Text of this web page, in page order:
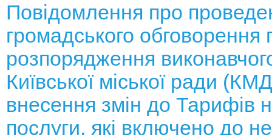
Повідомлення про
громадського обговорення
розпорядження
Київської міської ради
внесення змін до Тарифів
послуги, які включено до